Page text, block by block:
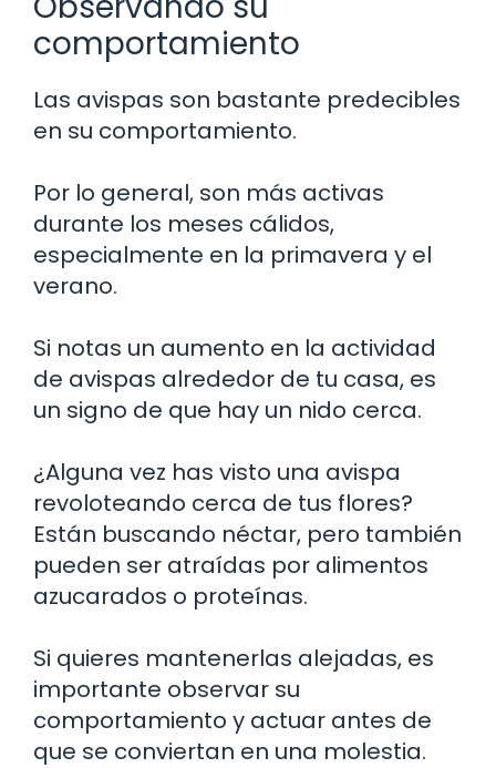
comportamiento
Las avispas son bastante predecibles
en su comportamiento.
Por lo general, son más activas
durante los meses cálidos,
especialmente en la primavera y el
verano.
Si notas un aumento en la actividad
de avispas alrededor de tu casa, es
un signo de que hay un nido cerca.
¿Alguna vez has visto una avispa
revoloteando cerca de tus flores?
Están buscando néctar, pero también
pueden ser atraídas por alimentos
azucarados o proteínas.
Si quieres mantenerlas alejadas, es
importante observar su
comportamiento y actuar antes de
que se conviertan en una molestia.